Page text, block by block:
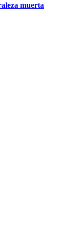
muerta